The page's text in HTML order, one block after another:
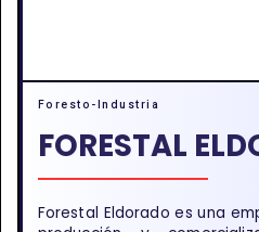
Foresto-Industria
FORESTAL
Forestal Eldorado es una